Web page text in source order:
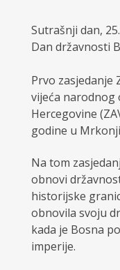
Sutrašnji dan,
Dan državnosti
Prvo zasjedanje
vijeća narodnog
Hercegovine
godine u
Na tom
obnovi
historijske
obnovila svoju
kada je Bosna
imperije.